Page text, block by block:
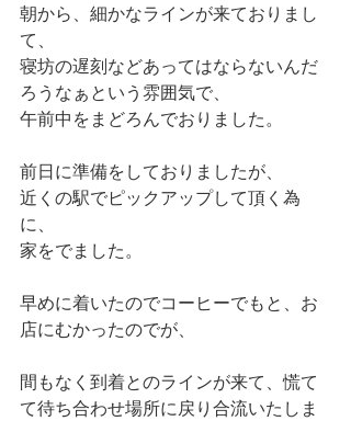
朝から、細かなラインが来ておりまし
て、
寝坊の遅刻などあってはならないんだ
ろうなぁという雰囲気で、
午前中をまどろんでおりました。
前日に準備をしておりましたが、
近くの駅でピックアップして頂く為
に、
家をでました。
早めに着いたのでコーヒーでもと、お
店にむかったのでが、
間もなく到着とのラインが来て、慌て
て待ち合わせ場所に戻り合流いたしま